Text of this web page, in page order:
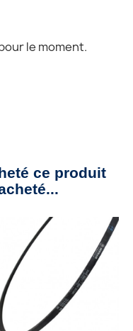
le moment.
ce produit